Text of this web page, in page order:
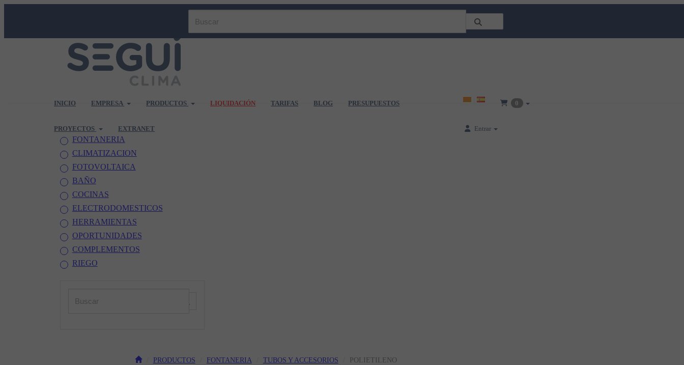
INICIO EMPRESA PRODUCTOS LIQUIDACIÓN TARIFAS BLOG PRESUPUESTOS
PROYECTOS EXTRANET
0
Entrar
FONTANERIA
CLIMATIZACION
FOTOVOLTAICA
BAÑO
COCINAS
ELECTRODOMESTICOS
HERRAMIENTAS
OPORTUNIDADES
COMPLEMENTOS
RIEGO
PRODUCTOS FONTANERIA TUBOS Y ACCESORIOS POLIETILENO